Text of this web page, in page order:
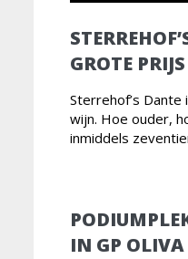
GROTE
Sterrehof’s
wijn. Hoe ouder,
inmiddels
IN GP OLIVA